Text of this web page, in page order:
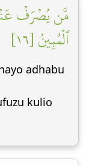
مَّن يُصۡرَفۡ
ٱلۡمُبِينُ [١٦]
adhabu
kulio